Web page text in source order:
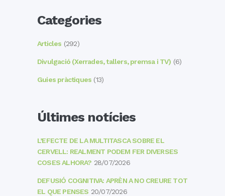
Categories
Articles (292)
Divulgació (Xerrades, tallers, premsa i TV) (6)
Guies pràctiques (13)
Últimes notícies
L’EFECTE DE LA MULTITASCA SOBRE EL
CERVELL: REALMENT PODEM FER DIVERSES
COSES ALHORA? 28/07/2026
DEFUSIÓ COGNITIVA: APRÈN A NO CREURE TOT
EL QUE PENSES 20/07/2026